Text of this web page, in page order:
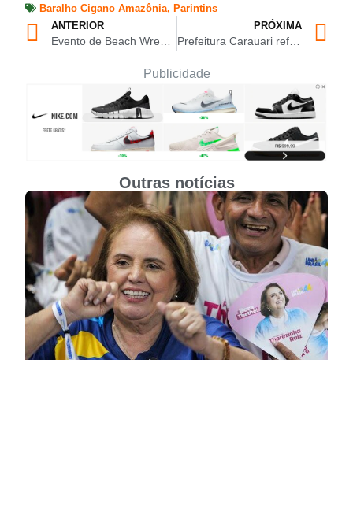
Baralho Cigano Amazônia, Parintins
ANTERIOR
PRÓXIMA
Prefeitura Carauari reforça proteção às mulheres com ações da Operação Shamar 2025
Publicidade
Outras notícias